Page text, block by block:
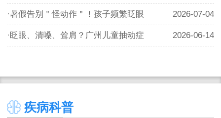
·暑假告别＂怪动作＂！孩子频繁眨眼 2026-07-04
·眨眼、清嗓、耸肩？广州儿童抽动症 2026-06-14
疾病科普